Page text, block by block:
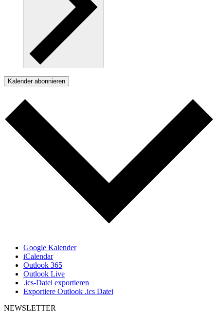
Kalender abonnieren
Google Kalender
iCalendar
Outlook 365
Outlook Live
.ics-Datei exportieren
Exportiere Outlook .ics Datei
NEWSLETTER